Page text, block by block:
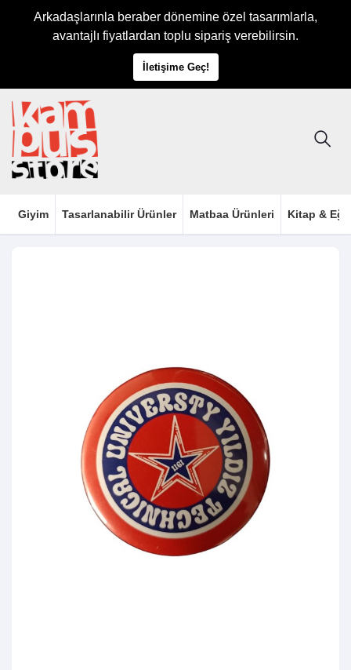
Arkadaşlarınla beraber dönemine özel tasarımlarla,
avantajlı fiyatlardan toplu sipariş verebilirsin.
İletişime Geç!
Giyim Tasarlanabilir Ürünler Matbaa Ürünleri Kitap &